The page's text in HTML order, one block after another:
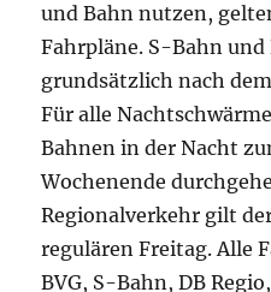
und Bahn nutzen,
Fahrpläne. S-Bahn und
grundsätzlich nach
Für alle
Bahnen in der Nacht
Wochenende
Regionalverkehr gilt
regulären Freitag. Alle
BVG, S-Bahn, DB